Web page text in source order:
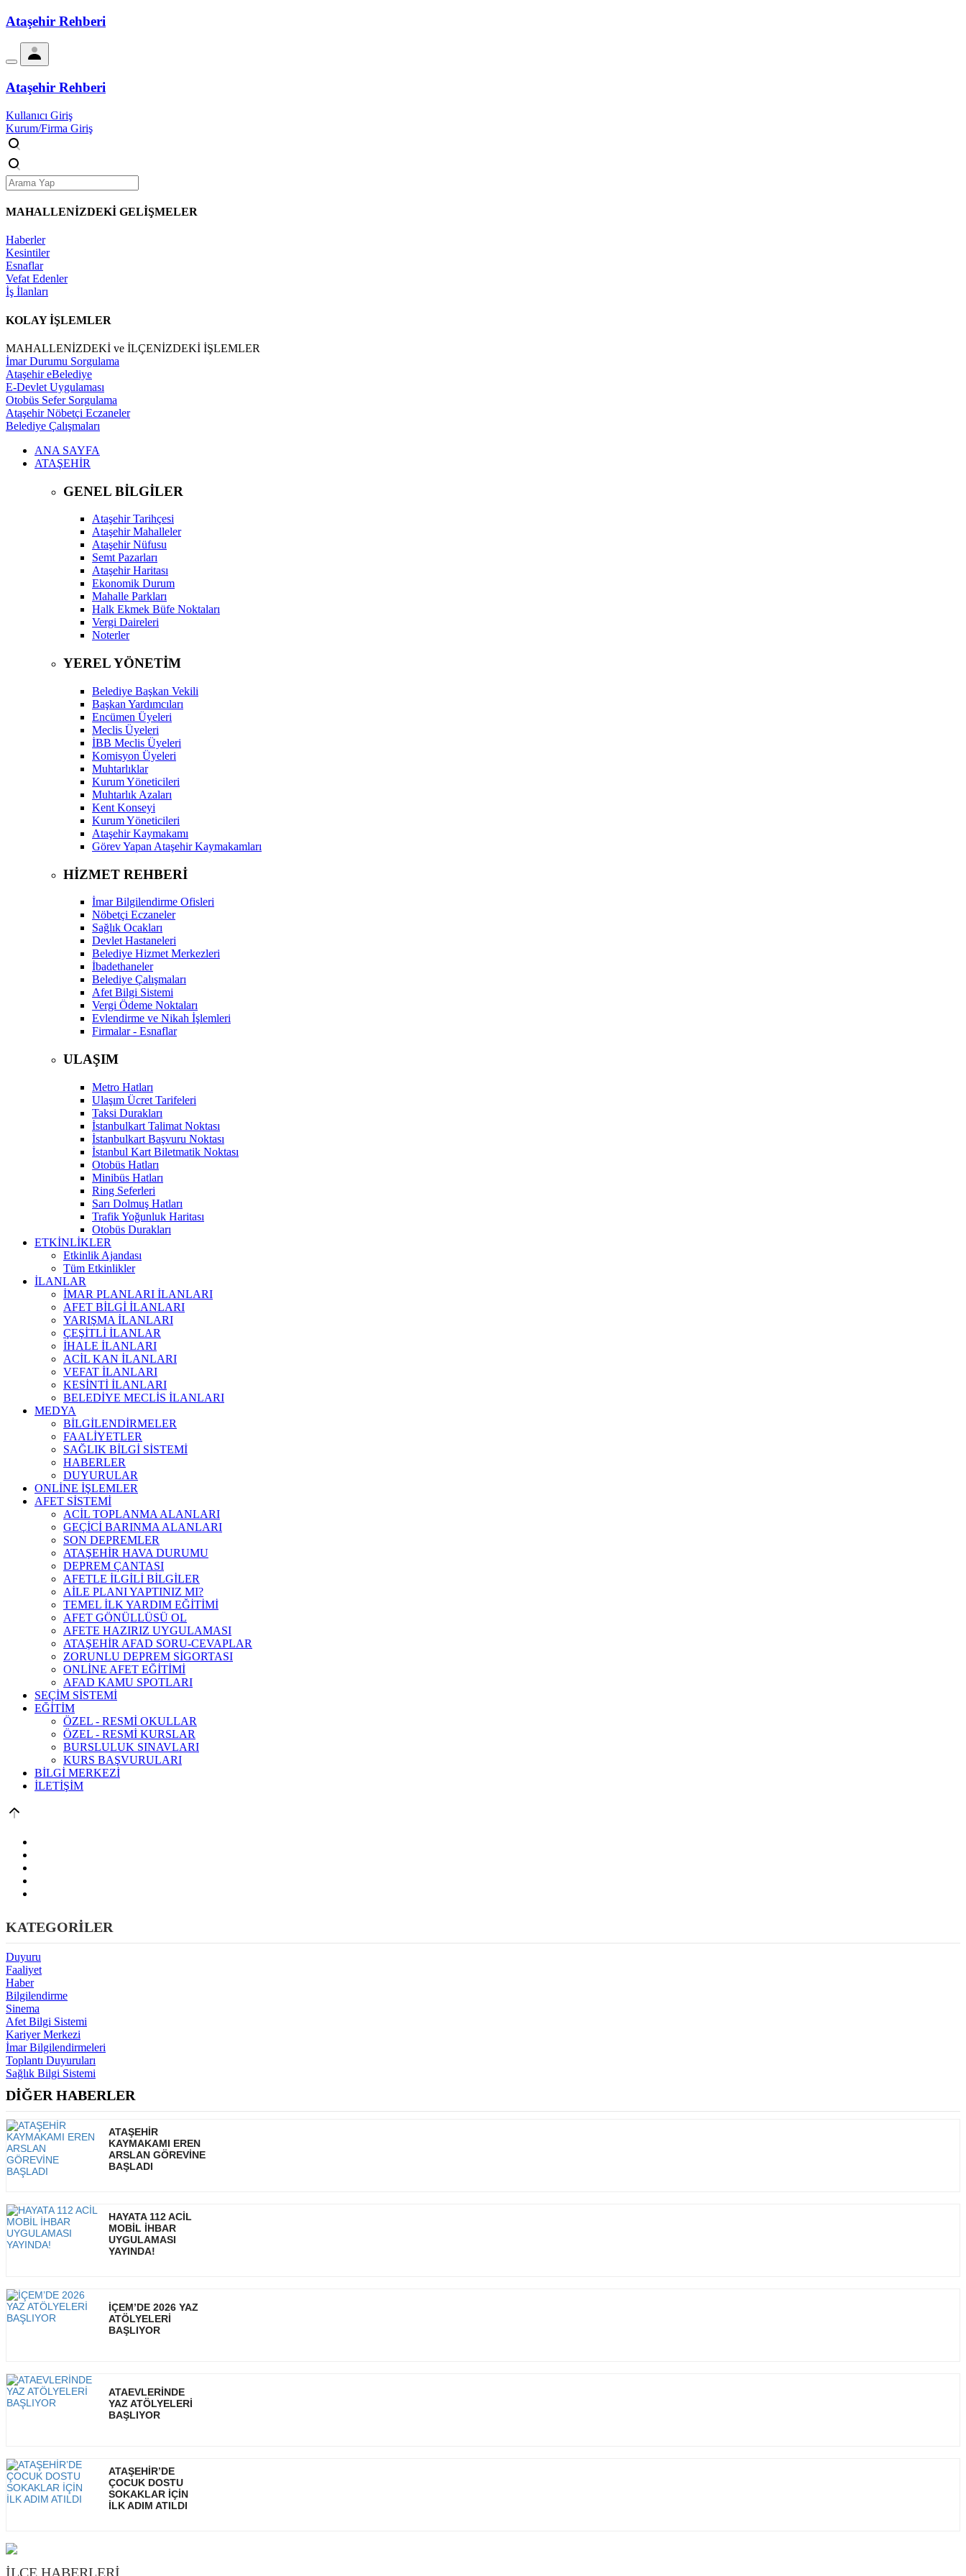
Ataşehir Rehberi
Ataşehir Rehberi
Kullanıcı Giriş
Kurum/Firma Giriş
MAHALLENİZDEKİ GELİŞMELER
Haberler
Kesintiler
Esnaflar
Vefat Edenler
İş İlanları
KOLAY İŞLEMLER
MAHALLENİZDEKİ ve İLÇENİZDEKİ İŞLEMLER
İmar Durumu Sorgulama
Ataşehir eBelediye
E-Devlet Uygulaması
Otobüs Sefer Sorgulama
Ataşehir Nöbetçi Eczaneler
Belediye Çalışmaları
ANA SAYFA
ATAŞEHİR
GENEL BİLGİLER
Ataşehir Tarihçesi
Ataşehir Mahalleler
Ataşehir Nüfusu
Semt Pazarları
Ataşehir Haritası
Ekonomik Durum
Mahalle Parkları
Halk Ekmek Büfe Noktaları
Vergi Daireleri
Noterler
YEREL YÖNETİM
Belediye Başkan Vekili
Başkan Yardımcıları
Encümen Üyeleri
Meclis Üyeleri
İBB Meclis Üyeleri
Komisyon Üyeleri
Muhtarlıklar
Kurum Yöneticileri
Muhtarlık Azaları
Kent Konseyi
Kurum Yöneticileri
Ataşehir Kaymakamı
Görev Yapan Ataşehir Kaymakamları
HİZMET REHBERİ
İmar Bilgilendirme Ofisleri
Nöbetçi Eczaneler
Sağlık Ocakları
Devlet Hastaneleri
Belediye Hizmet Merkezleri
İbadethaneler
Belediye Çalışmaları
Afet Bilgi Sistemi
Vergi Ödeme Noktaları
Evlendirme ve Nikah İşlemleri
Firmalar - Esnaflar
ULAŞIM
Metro Hatları
Ulaşım Ücret Tarifeleri
Taksi Durakları
İstanbulkart Talimat Noktası
İstanbulkart Başvuru Noktası
İstanbul Kart Biletmatik Noktası
Otobüs Hatları
Minibüs Hatları
Ring Seferleri
Sarı Dolmuş Hatları
Trafik Yoğunluk Haritası
Otobüs Durakları
ETKİNLİKLER
Etkinlik Ajandası
Tüm Etkinlikler
İLANLAR
İMAR PLANLARI İLANLARI
AFET BİLGİ İLANLARI
YARIŞMA İLANLARI
ÇEŞİTLİ İLANLAR
İHALE İLANLARI
ACİL KAN İLANLARI
VEFAT İLANLARI
KESİNTİ İLANLARI
BELEDİYE MECLİS İLANLARI
MEDYA
BİLGİLENDİRMELER
FAALİYETLER
SAĞLIK BİLGİ SİSTEMİ
HABERLER
DUYURULAR
ONLİNE İŞLEMLER
AFET SİSTEMİ
ACİL TOPLANMA ALANLARI
GEÇİCİ BARINMA ALANLARI
SON DEPREMLER
ATAŞEHİR HAVA DURUMU
DEPREM ÇANTASI
AFETLE İLGİLİ BİLGİLER
AİLE PLANI YAPTINIZ MI?
TEMEL İLK YARDIM EĞİTİMİ
AFET GÖNÜLLÜSÜ OL
AFETE HAZIRIZ UYGULAMASI
ATAŞEHİR AFAD SORU-CEVAPLAR
ZORUNLU DEPREM SİGORTASI
ONLİNE AFET EĞİTİMİ
AFAD KAMU SPOTLARI
SEÇİM SİSTEMİ
EĞİTİM
ÖZEL - RESMİ OKULLAR
ÖZEL - RESMİ KURSLAR
BURSLULUK SINAVLARI
KURS BAŞVURULARI
BİLGİ MERKEZİ
İLETİŞİM
KATEGORİLER
Duyuru
Faaliyet
Haber
Bilgilendirme
Sinema
Afet Bilgi Sistemi
Kariyer Merkezi
İmar Bilgilendirmeleri
Toplantı Duyuruları
Sağlık Bilgi Sistemi
DİĞER HABERLER
ATAŞEHİR
KAYMAKAMI EREN
ARSLAN GÖREVİNE
BAŞLADI
HAYATA 112 ACİL
MOBİL İHBAR
UYGULAMASI
YAYINDA!
İÇEM’DE 2026 YAZ
ATÖLYELERİ
BAŞLIYOR
ATAEVLERİNDE
YAZ ATÖLYELERİ
BAŞLIYOR
ATAŞEHİR’DE
ÇOCUK DOSTU
SOKAKLAR İÇİN
İLK ADIM ATILDI
İLÇE HABERLERİ